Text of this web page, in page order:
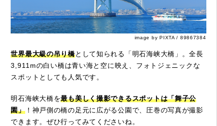
image by PIXTA / 89867384
世界最大級の吊り橋として知られる「明石海峡大橋」。全長
3,911mの白い橋は青い海と空に映え、フォトジェニックな
スポットとしても人気です。
明石海峡大橋を最も美しく撮影できるスポットは「舞子公
園」！神戸側の橋の足元に広がる公園で、圧巻の写真が撮影
できます。ぜひ行ってみてくださいね。